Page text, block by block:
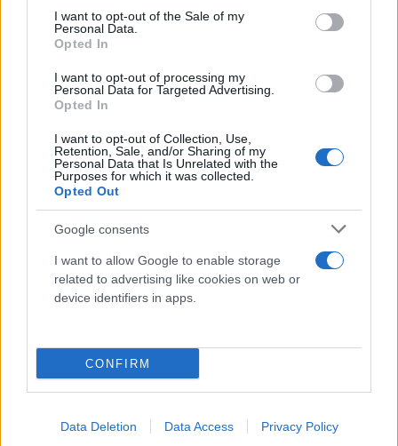
consent section.
I want to opt-out of the Sale of my
Personal Data.
Opted In
I want to opt-out of processing my
Personal Data for Targeted Advertising.
Opted In
I want to opt-out of Collection, Use,
Retention, Sale, and/or Sharing of my
Personal Data that Is Unrelated with the
Purposes for which it was collected.
Opted Out
Google consents
I want to allow Google to enable storage
related to advertising like cookies on web or
device identifiers in apps.
CONFIRM
Data Deletion Data Access Privacy Policy
Ακόμη κι αν έχω μια προετοιμασία χωρίς
προβλήματα, κάποιες φορές μπορεί να είμαι
σκουριασμένος, όπως συνέβη πέρσι. Δεν κρίνω το
νιώθω και πώς μπορώ να βοηθήσω την ομάδα μου
επιθετικά και αμυντικά. Έχουμε μέρες μπροστά μας
και θα γίνω καλύτερος».